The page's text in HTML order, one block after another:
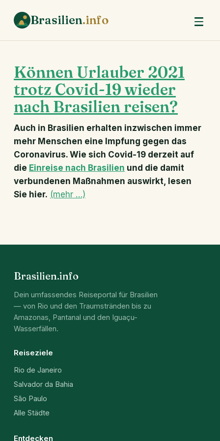
Brasilien.info
Können Urlauber 2021
trotz Covid-19 wieder
nach Brasilien reisen?
Auch in Brasilien erhalten inzwischen immer
mehr Menschen eine Impfung gegen das
Coronavirus. Wie sich Covid-19 derzeit auf
die Einreise nach Brasilien und die damit
verbundenen Maßnahmen auswirkt, lesen
Sie hier. (mehr …)
Brasilien.info
Dein umfassendes Reiseportal für Brasilien
— von Rio und den Traumstränden bis zu
Amazonas, Pantanal und den Iguaçu-
Wasserfällen.
Reiseziele
Rio de Janeiro
Salvador da Bahia
São Paulo
Alle Städte
Entdecken